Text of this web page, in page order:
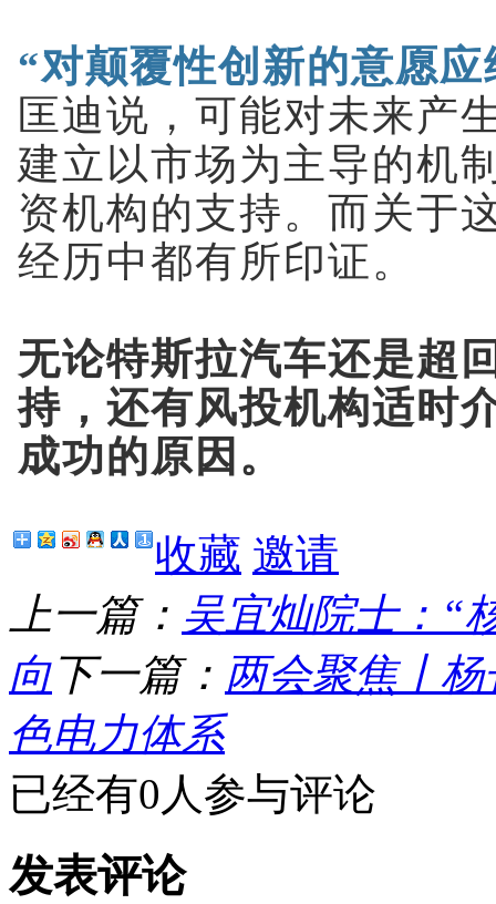
“对颠覆性创新的意愿
匡迪说，可能对未来产
建立以市场为主导的机
资机构的支持。而关于
经历中都有所印证。
无论特斯拉汽车还是超
持，还有风投机构适时
成功的原因。
收藏 邀请
上一篇： 吴宜灿院士：“
向下一篇： 两会聚焦丨
色电力体系
已经有0人参与评论
发表评论